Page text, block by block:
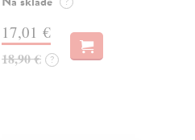
17,01 €
18,90 € ?